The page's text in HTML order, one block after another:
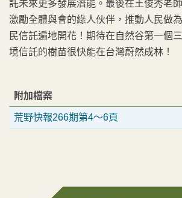
託未來更多發展潛能。最後在王俊秀老
激勵全體與會的綠人伙伴，推動人民做
民信託遍地開花！期待在自然谷第一個
境信託的樹苗很快能在台灣蔚然成林！
附加檔案
荒野快報266期第4～6頁